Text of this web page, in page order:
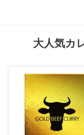
大人気カ